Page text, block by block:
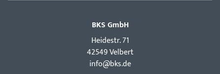
BKS GmbH
Hei­destr. 71
42549 Velbert
info@bks.de